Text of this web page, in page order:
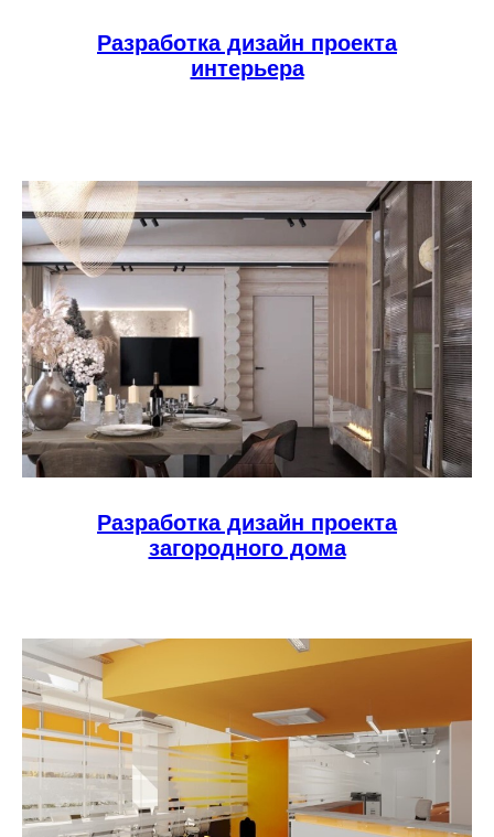
Разработка дизайн проекта
интерьера
Разработка дизайн проекта
загородного дома